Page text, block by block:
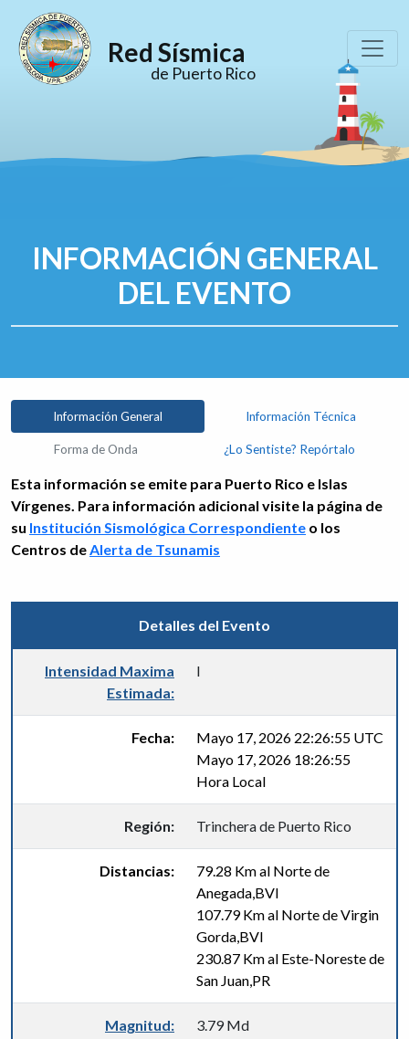
Red Sísmica
de Puerto Rico
INFORMACIÓN GENERAL
DEL EVENTO
Información General Información Técnica
Forma de Onda ¿Lo Sentiste? Repórtalo
Esta información se emite para Puerto Rico e Islas
Vírgenes. Para información adicional visite la página de
su Institución Sismológica Correspondiente o los
Centros deAlerta de Tsunamis
Detalles del Evento
Intensidad Maxima
Estimada:
I
Fecha:
Mayo 17, 2026 22:26:55 UTC
Mayo 17, 2026 18:26:55
Hora Local
Región: Trinchera de Puerto Rico
Distancias:
79.28 Km al Norte de
Anegada,BVI
107.79 Km al Norte de Virgin
Gorda,BVI
230.87 Km al Este-Noreste de
San Juan,PR
Magnitud: 3.79 Md